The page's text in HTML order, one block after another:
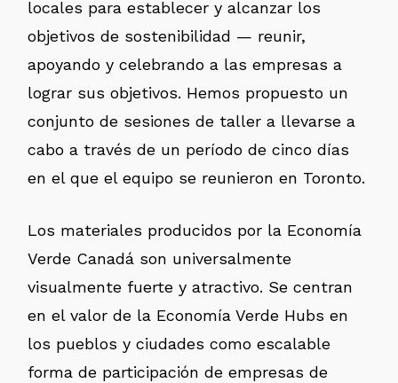
locales para establecer y alcanzar los
objetivos de sostenibilidad — reunir,
apoyando y celebrando a las empresas a
lograr sus objetivos. Hemos propuesto un
conjunto de sesiones de taller a llevarse a
cabo a través de un período de cinco días
en el que el equipo se reunieron en Toronto.
Los materiales producidos por la Economía
Verde Canadá son universalmente
visualmente fuerte y atractivo. Se centran
en el valor de la Economía Verde Hubs en
los pueblos y ciudades como escalable
forma de participación de empresas de